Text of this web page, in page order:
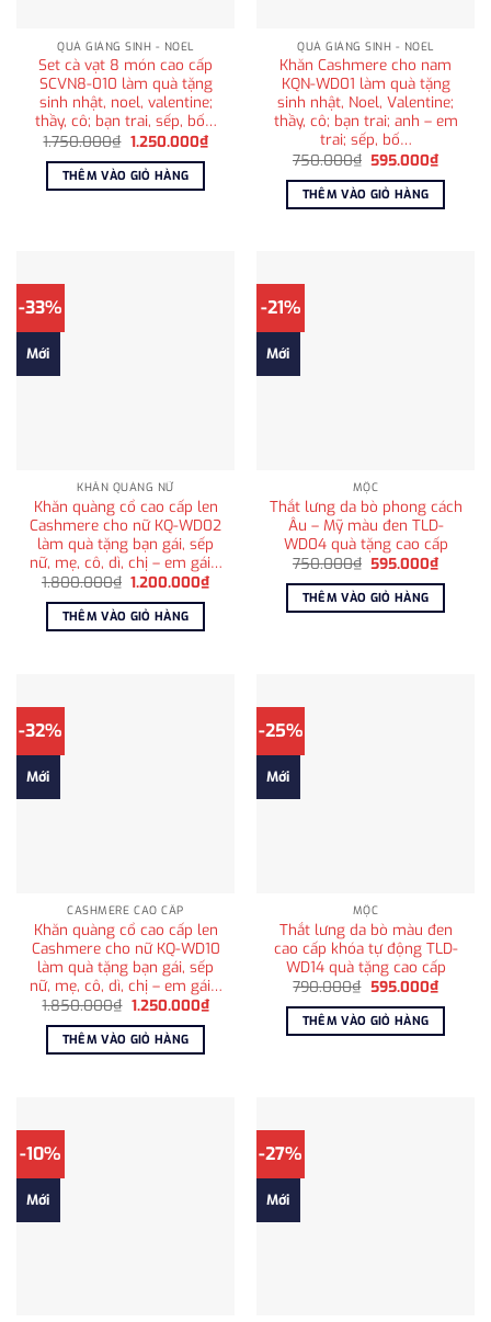
QUÀ GIÁNG SINH - NOEL
Set cà vạt 8 món cao cấp
SCVN8-010 làm quà tặng
sinh nhật, noel, valentine;
thầy, cô; bạn trai, sếp, bố…
1.750.000₫ Giá
là:
1.750.000₫.
1.250.000₫Giá
hiện
THÊM VÀO GIỎ HÀNG
QUÀ GIÁNG SINH - NOEL
Khăn Cashmere cho nam
KQN-WD01 làm quà tặng
sinh nhật, Noel, Valentine;
thầy, cô; bạn trai; anh – em
trai; sếp, bố…
750.000₫ Giá
là:
750.000₫.
595.000₫Giá
hiện
tại
THÊM VÀO GIỎ HÀNG
-33%
Mới
KHĂN QUÀNG NỮ
Khăn quàng cổ cao cấp len
Cashmere cho nữ KQ-WD02
làm quà tặng bạn gái, sếp
nữ, mẹ, cô, dì, chị – em gái…
1.800.000₫ Giá
là:
1.800.000₫.
1.200.000₫Giá
THÊM VÀO GIỎ HÀNG
-21%
Mới
MỘC
Thắt lưng da bò phong cách
Âu – Mỹ màu đen TLD-
WD04 quà tặng cao cấp
750.000₫ Giá
là:
750.000₫.
595.000₫Giá
tại
THÊM VÀO GIỎ HÀNG
-32%
Mới
CASHMERE CAO CẤP
Khăn quàng cổ cao cấp len
Cashmere cho nữ KQ-WD10
làm quà tặng bạn gái, sếp
nữ, mẹ, cô, dì, chị – em gái…
1.850.000₫ Giá
là:
1.850.000₫.
1.250.000₫Giá
hiện
THÊM VÀO GIỎ HÀNG
-25%
Mới
MỘC
Thắt lưng da bò màu đen
cao cấp khóa tự động TLD-
WD14 quà tặng cao cấp
790.000₫ Giá
là:
790.000₫.
595.000₫Giá
hiện
tại
THÊM VÀO GIỎ HÀNG
-10%
Mới
-27%
Mới